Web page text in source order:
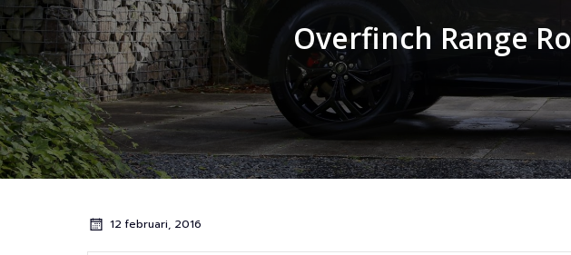
Overfinch Range
12 februari, 2016